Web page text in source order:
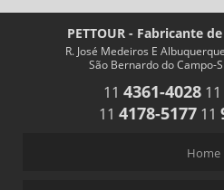
PETTOUR - Fabricante
R. José Medeiros E
São Bernardo do Campo-
11 4361-4028 11
11 4178-5177 11
Home